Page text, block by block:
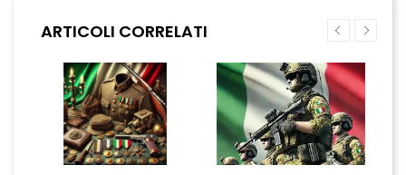
rappresenta un omaggio alla
l'uniforme ufficiale,
professionalità e...
ARTICOLI CORRELATI